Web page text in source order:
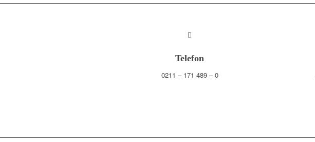
Telefon
0211 – 171 489 – 0